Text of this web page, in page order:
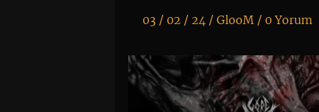
03 / 02 / 24 /GlooM / 0 Yorum